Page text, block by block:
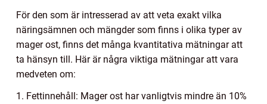
För den som är intresserad av att veta exakt vilka
näringsämnen och mängder som finns i olika typer av
mager ost, finns det många kvantitativa mätningar att
ta hänsyn till. Här är några viktiga mätningar att vara
medveten om:
1. Fettinnehåll: Mager ost har vanligtvis mindre än 10%